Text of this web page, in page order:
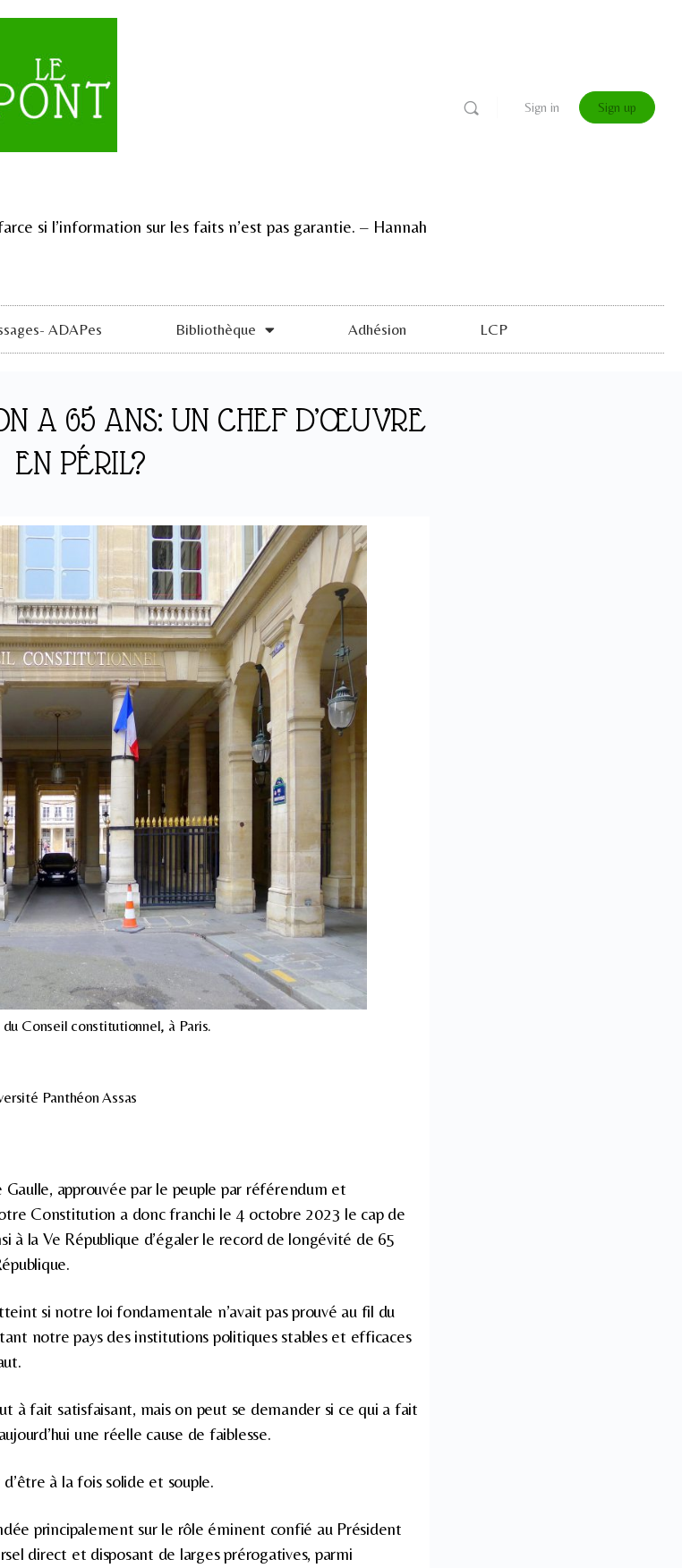
Sign in Sign up
si l’information sur les faits n’est pas garantie. – Hannah
ADAPes Bibliothèque Adhésion LCP
A 65 ANS: UN CHEF D’ŒUVRE
EN PÉRIL?
du Conseil constitutionnel, à Paris.
Panthéon Assas
approuvée par le peuple par référendum et
Constitution a donc franchi le 4 octobre 2023 le cap de
à la Ve République d’égaler le record de longévité de 65
si notre loi fondamentale n’avait pas prouvé au fil du
notre pays des institutions politiques stables et efficaces
à fait satisfaisant, mais on peut se demander si ce qui a fait
une réelle cause de faiblesse.
à la fois solide et souple.
principalement sur le rôle éminent confié au Président
direct et disposant de larges prérogatives, parmi